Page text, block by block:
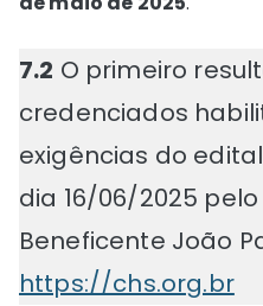
7.2 O primeiro
credenciados
exigências do
dia 16/06/2025
Beneficente João
https://chs.org.br